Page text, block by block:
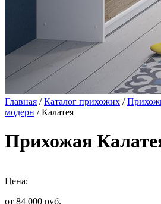
Главная /Каталог прихожих /
модерн / Калатея
Прихожая
Цена:
от 84 000 руб.